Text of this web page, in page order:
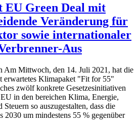
Green Deal mit
Veränderung für
sowie internationaler
Aus
Am Mittwoch, den 14. Juli 2021, hat die
erwartetes Klimapaket "Fit for 55"
zwölf konkrete Gesetzesinitiativen
in den bereichen Klima, Energie,
so auszugestalten, dass die
2030 um mindestens 55 % gegenüber